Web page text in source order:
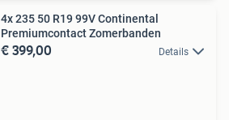
4x 235 50 R19 99V Continental
Premiumcontact Zomerbanden
€ 399,00 Details